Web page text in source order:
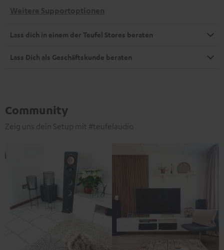
Weitere Supportoptionen
Lass dich in einem der Teufel Stores beraten
Lass Dich als Geschäftskunde beraten
Community
Zeig uns dein Setup mit #teufelaudio